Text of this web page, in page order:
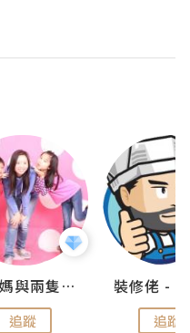
儍媽媽與兩隻小魔怪之家
追蹤 追蹤